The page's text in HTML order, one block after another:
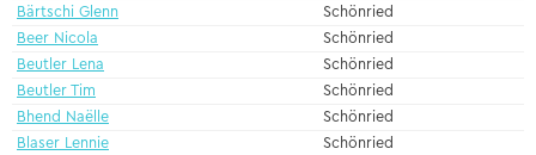
Bärtschi Glenn
Schönried
Beer Nicola
Schönried
Beutler Lena
Schönried
Beutler Tim
Schönried
Bhend Naëlle
Schönried
Blaser Lennie
Schönried